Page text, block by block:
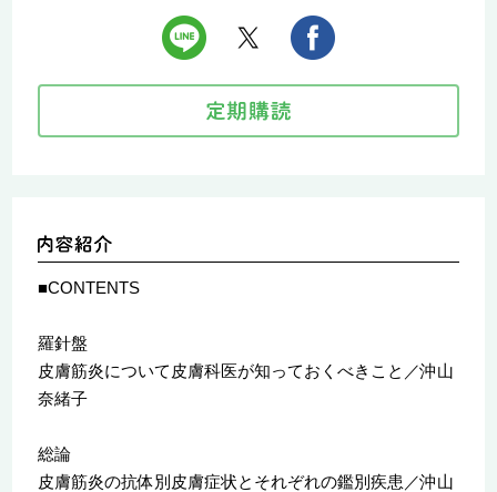
■CONTENTS
羅針盤
皮膚筋炎について皮膚科医が知っておくべきこと／沖山
奈緒子
総論
皮膚筋炎の抗体別皮膚症状とそれぞれの鑑別疾患／沖山